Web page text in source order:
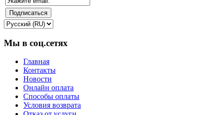
Мы в соц.сетях
Главная
Контакты
Новости
Онлайн оплата
Способы оплаты
Условия возврата